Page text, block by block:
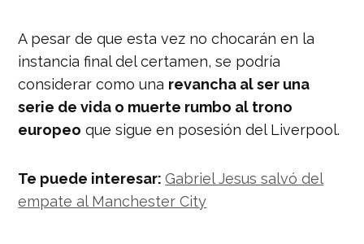
A pesar de que esta vez no chocarán en la
instancia final del certamen, se podría
considerar como una revancha al ser una
serie de vida o muerte rumbo al trono
europeo que sigue en posesión del Liverpool.
Te puede interesar:Gabriel Jesus salvó del
empate al Manchester City